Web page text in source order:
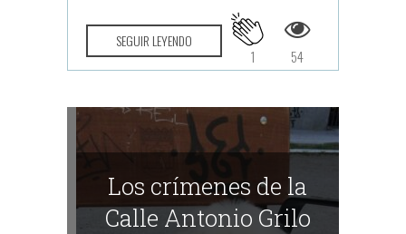
SEGUIR LEYENDO
54
1
Los crímenes de la
Calle Antonio Grilo